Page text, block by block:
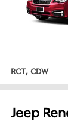
RCT, CDW
Jeep